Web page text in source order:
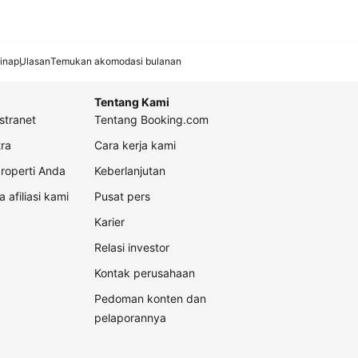
UlasanTemukan akomodasi bulanan
Anda
afiliasi kami
Tentang Kami
Tentang Booking.com
Cara kerja kami
Keberlanjutan
Pusat pers
Karier
Relasi investor
Kontak perusahaan
Pedoman konten dan
pelaporannya